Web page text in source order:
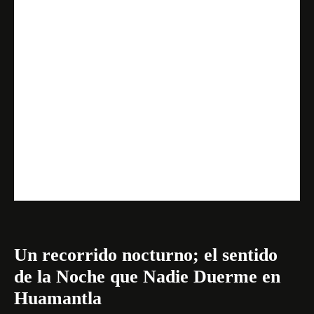
Un recorrido nocturno; el sentido
de la Noche que Nadie Duerme en
Huamantla